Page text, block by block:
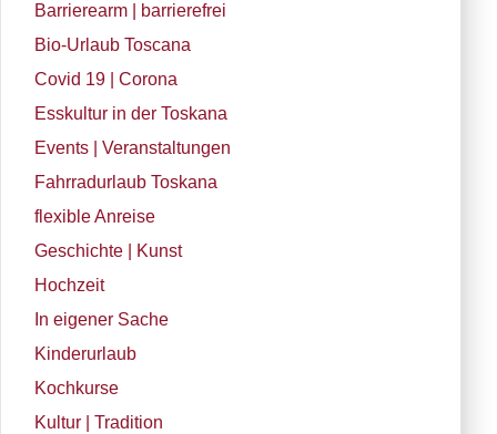
Barrierearm | barrierefrei
Bio-Urlaub Toscana
Covid 19 | Corona
Esskultur in der Toskana
Events | Veranstaltungen
Fahrradurlaub Toskana
flexible Anreise
Geschichte | Kunst
Hochzeit
In eigener Sache
Kinderurlaub
Kochkurse
Kultur | Tradition